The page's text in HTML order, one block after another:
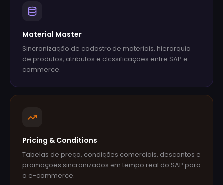
Material Master
Sincronização de cadastro de materiais, hierarquia
de produtos, atributos e classificações entre SAP e
commerce.
Pricing & Conditions
Tabelas de preço, condições comerciais, descontos e
promoções sincronizados em tempo real do SAP para
o e-commerce.